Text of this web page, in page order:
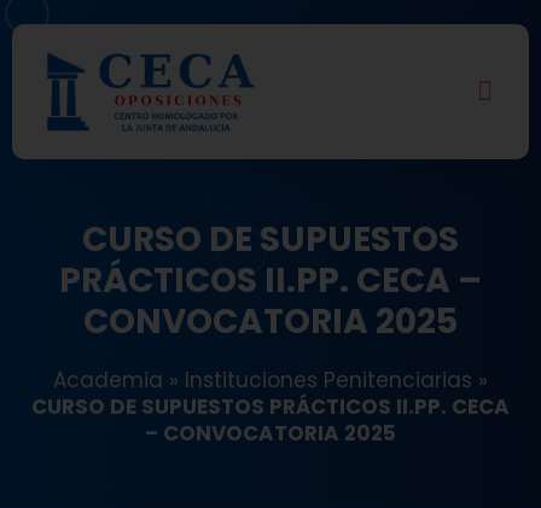
CURSO DE SUPUESTOS
PRÁCTICOS II.PP. CECA –
CONVOCATORIA 2025
Academia » Instituciones Penitenciarias »
CURSO DE SUPUESTOS PRÁCTICOS II.PP. CECA
– CONVOCATORIA 2025